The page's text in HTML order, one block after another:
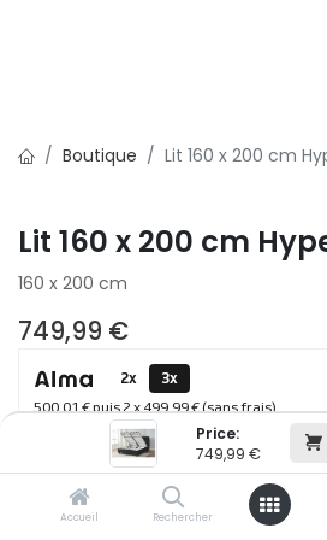
Price:
749,99 €
Accueil Rechercher
Boutique Lit 160 x 200 cm
Lit 160 x 200 cm
160 x 200 cm
749,99 €
2x
3x
500,01 € puis 2 x 499,99 € (sans frais)
Ajouter